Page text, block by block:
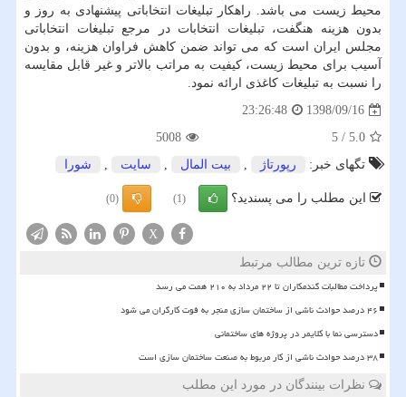
محیط زیست می باشد. راهکار تبلیغات انتخاباتی پیشنهادی به روز و
بدون هزینه هنگفت، تبلیغات انتخابات در مرجع تبلیغات انتخاباتی
مجلس ایران است که می تواند ضمن کاهش فراوان هزینه، و بدون
آسیب برای محیط زیست، کیفیت به مراتب بالاتر و غیر قابل مقایسه
را نسبت به تبلیغات کاغذی ارائه نمود.
1398/09/16
23:26:48
5.0
/
5
5008
تگهای خبر:
رپورتاژ , بیت المال , سایت , شورا
این مطلب را می پسندید؟ (1)
(0)
X
تازه ترین مطالب مرتبط
پرداخت مطالبات گندمکاران تا ۲۲ مرداد به ۲۱۰ همت می رسد
۴۶ درصد حوادث ناشی از ساختمان سازی منجر به فوت کارگران می شود
دسترسی نما با کلایمر در پروژه های ساختمانی
۳۸ درصد حوادث ناشی از کار مربوط به صنعت ساختمان سازی است
نظرات بینندگان در مورد این مطلب